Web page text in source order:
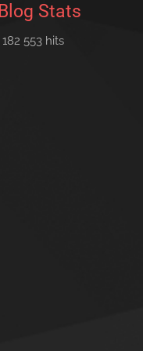
Blog Stats
182 553 hits